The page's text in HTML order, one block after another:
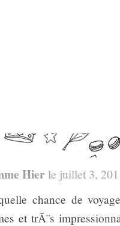
Hier le juillet 3,
chance de
et trÃ¨s